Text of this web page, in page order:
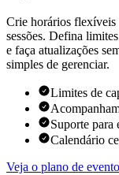
Crie horários flexíveis
sessões. Defina
e faça atualizações
simples de gerenciar.
Limites de
Suporte para
Calendário
Veja o plano de